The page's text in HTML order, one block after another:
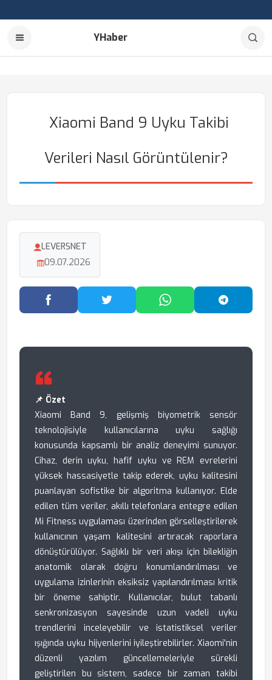
YHaber
Xiaomi Band 9 Uyku Takibi
Verileri Nasıl Görüntülenir?
LEVERSNET
09.07.2026
Facebook'ta PaylaşTwitter'da PaylaşWhatsApp'ta Paylaş
📌 Özet
Xiaomi Band 9, gelişmiş biyometrik sensör
teknolojisiyle kullanıcılarına uyku sağlığı
konusunda kapsamlı bir analiz deneyimi sunuyor.
Cihaz, derin uyku, hafif uyku ve REM evrelerini
yüksek hassasiyetle takip ederek, uyku kalitesini
puanlayan sofistike bir algoritma kullanıyor. Elde
edilen tüm veriler, akıllı telefonlara entegre edilen
Mi Fitness uygulaması üzerinden görselleştirilerek
kullanıcının yaşam kalitesini artıracak raporlara
dönüştürülüyor. Sağlıklı bir veri akışı için bilekliğin
anatomik olarak doğru konumlandırılması ve
uygulama izinlerinin eksiksiz yapılandırılması kritik
bir öneme sahiptir. Kullanıcılar, bulut tabanlı
senkronizasyon sayesinde uzun vadeli uyku
trendlerini inceleyebilir ve istatistiksel veriler
ışığında uyku hijyenlerini iyileştirebilirler. Xiaomi'nin
düzenli yazılım güncellemeleriyle sürekli
geliştirilen bu sistem, sadece bir zaman takibi